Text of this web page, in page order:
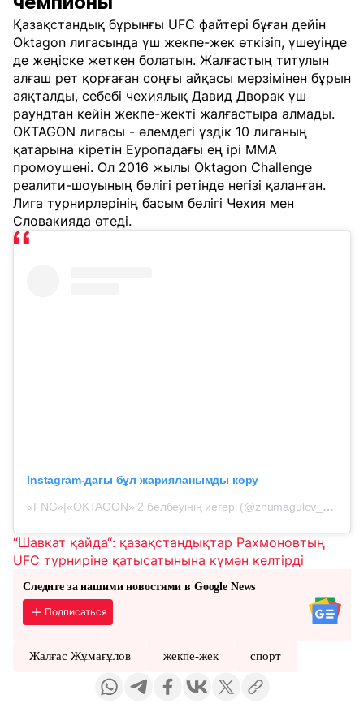
Қазақстандық бұрынғы UFC файтері бұған дейін
Oktagon лигасында үш жекпе-жек өткізіп, үшеуінде
де жеңіске жеткен болатын. Жалғастың титулын
алғаш рет қорғаған соңғы айқасы мерзімінен бұрын
аяқталды, себебі чехиялық Давид Дворак үш
раундтан кейін жекпе-жекті жалғастыра алмады.
OKTAGON лигасы - әлемдегі үздік 10 лиганың
қатарына кіретін Еуропадағы ең ірі MMA
промоушені. Ол 2016 жылы Oktagon Challenge
реалити-шоуының бөлігі ретінде негізі қаланған.
Лига турнирлерінің басым бөлігі Чехия мен
Словакияда өтеді.
Instagram-дағы бұл жарияланымды көру
«FNG»|«OKTAGON» 2 белбеуінің иегері (@zhumagulov_zhalgas) жарияланымы
“Шавкат қайда“: қазақстандықтар Рахмоновтың
UFC турниріне қатысатынына күмән келтірді
Следите за нашими новостями в Google News
Подписаться
Жалғас Жұмағұлов жекпе-жек спорт